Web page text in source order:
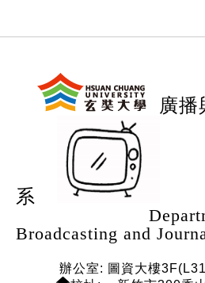
廣播
系
Broadcasting and
辦公室: 圖資大樓